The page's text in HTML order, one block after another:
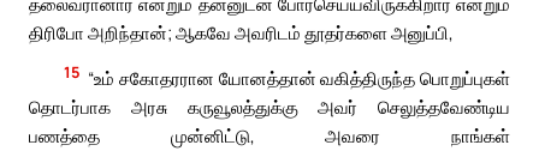
திரிபோ அறிந்தான்; ஆகவே அவரிடம் தூதர்களை அனுப்பி,
15 “உம் சகோதரரான யோனத்தான் வகித்திருந்த பொறுப்புகள்
தொடர்பாக அரசு கருவூலத்துக்கு அவர் செலுத்தவேண்டிய
பணத்தை முன்னிட்டு, அவரை நாங்கள்